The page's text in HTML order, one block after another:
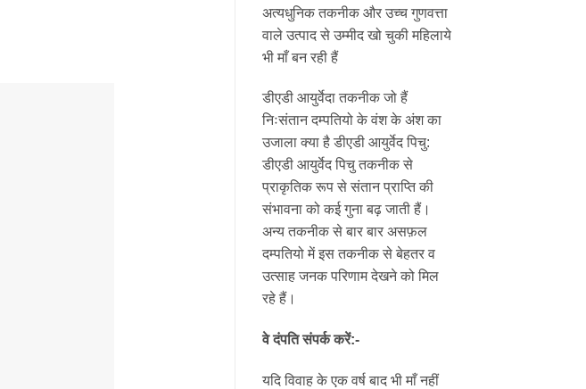
अत्यधुनिक तकनीक और उच्च गुणवत्ता
वाले उत्पाद से उम्मीद खो चुकी महिलाये
भी माँ बन रही हैं
डीएडी आयुर्वेदा तकनीक जो हैं
निःसंतान दम्पतियो के वंश के अंश का
उजाला क्या है डीएडी आयुर्वेद पिचु:
डीएडी आयुर्वेद पिचु तकनीक से
प्राकृतिक रूप से संतान प्राप्ति की
संभावना को कई गुना बढ़ जाती हैं।
अन्य तकनीक से बार बार असफ़ल
दम्पतियो में इस तकनीक से बेहतर व
उत्साह जनक परिणाम देखने को मिल
रहे हैं।
वे दंपति संपर्क करें:-
यदि विवाह के एक वर्ष बाद भी माँ नहीं